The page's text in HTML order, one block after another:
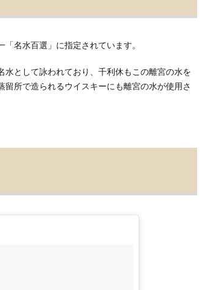
名水百選」に指定されています。
として詠われており、千利休もこの離宮の水を
所で造られるウイスキーにも離宮の水が使用さ